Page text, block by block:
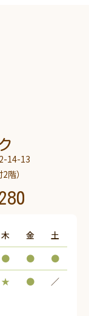
14-13
階）
木 金
土
● ●
●
★ ● ／